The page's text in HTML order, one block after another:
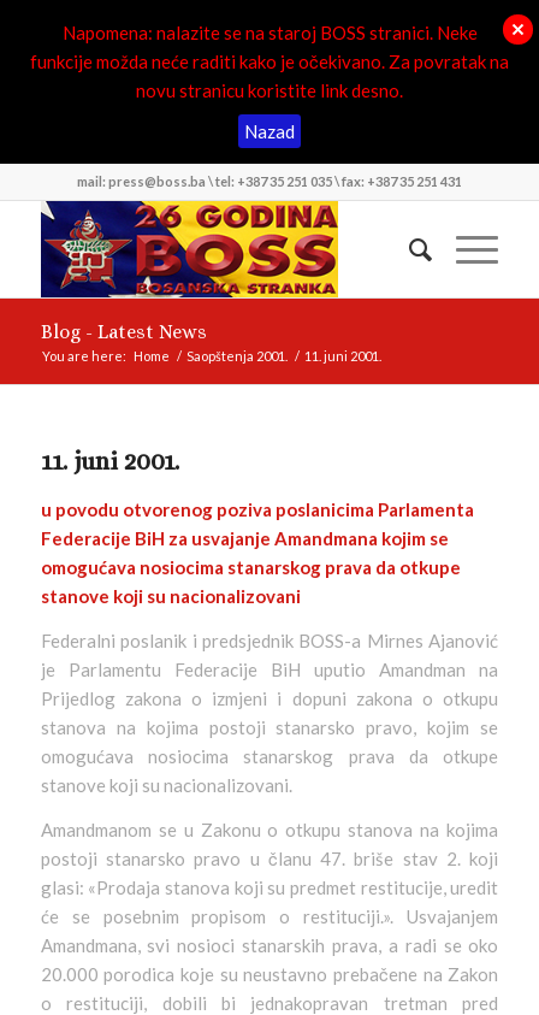
mail: press@boss.ba \ tel: +387 35 251 035 \ fax: +387 35 251 431
Blog - Latest News
You are here: Home / Saopštenja 2001. / 11. juni 2001.
11. juni 2001.
u povodu otvorenog poziva poslanicima Parlamenta
Federacije BiH za usvajanje Amandmana kojim se
omogućava nosiocima stanarskog prava da otkupe
stanove koji su nacionalizovani
Federalni poslanik i predsjednik BOSS-a Mirnes Ajanović
je Parlamentu Federacije BiH uputio Amandman na
Prijedlog zakona o izmjeni i dopuni zakona o otkupu
stanova na kojima postoji stanarsko pravo, kojim se
omogućava nosiocima stanarskog prava da otkupe
stanove koji su nacionalizovani.
Amandmanom se u Zakonu o otkupu stanova na kojima
postoji stanarsko pravo u članu 47. briše stav 2. koji
glasi: «Prodaja stanova koji su predmet restitucije, uredit
će se posebnim propisom o restituciji.». Usvajanjem
Amandmana, svi nosioci stanarskih prava, a radi se oko
20.000 porodica koje su neustavno prebačene na Zakon
o restituciji, dobili bi jednakopravan tretman pred
Napomena: nalazite se na staroj BOSS stranici. Neke
funkcije možda neće raditi kako je očekivano. Za povratak na
novu stranicu koristite link desno.
Nazad